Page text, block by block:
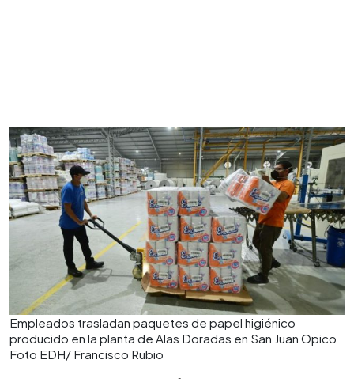
Empleados trasladan paquetes de papel higiénico
producido en la planta de Alas Doradas en San Juan Opico
Foto EDH/ Francisco Rubio